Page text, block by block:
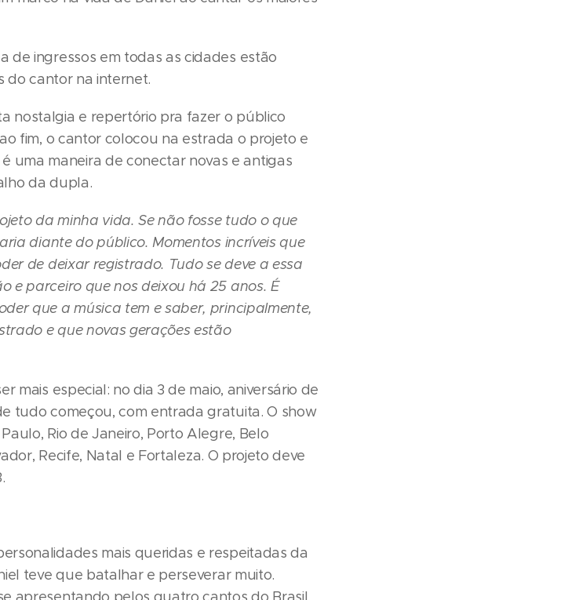
de ingressos em todas as cidades estão
do cantor na internet.
nostalgia e repertório pra fazer o público
fim, o cantor colocou na estrada o projeto e
uma maneira de conectar novas e antigas
da dupla.
da minha vida. Se não fosse tudo o que
diante do público. Momentos incríveis que
de deixar registrado. Tudo se deve a essa
e parceiro que nos deixou há 25 anos. É
que a música tem e saber, principalmente,
e que novas gerações estão
mais especial: no dia 3 de maio, aniversário de
tudo começou, com entrada gratuita. O show
Rio de Janeiro, Porto Alegre, Belo
Recife, Natal e Fortaleza. O projeto deve
mais queridas e respeitadas da
teve que batalhar e perseverar muito.